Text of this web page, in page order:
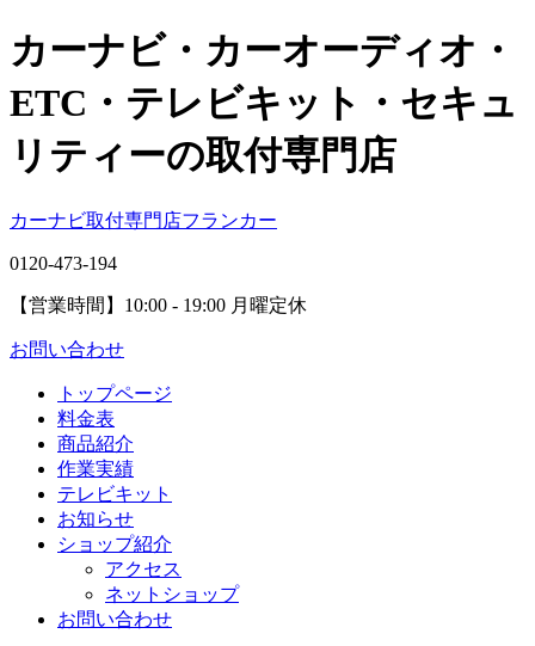
カーナビ・カーオーディオ・
ETC・テレビキット・セキュ
リティーの取付専門店
カーナビ取付専⾨店フランカー
0120-473-194
【営業時間】 10:00 - 19:00 月曜定休
お問い合わせ
トップページ
料金表
商品紹介
作業実績
テレビキット
お知らせ
ショップ紹介
アクセス
ネットショップ
お問い合わせ